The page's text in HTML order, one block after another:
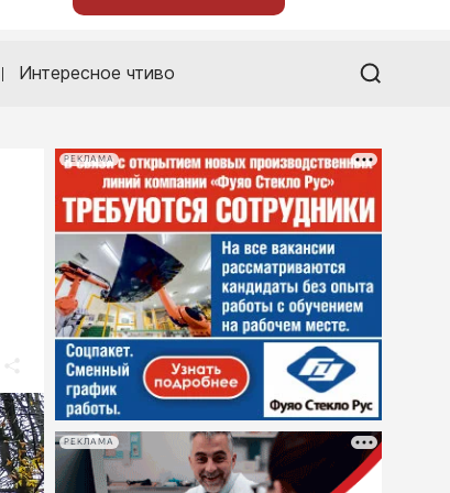
Интересное чтиво
РЕКЛАМА
РЕКЛАМА